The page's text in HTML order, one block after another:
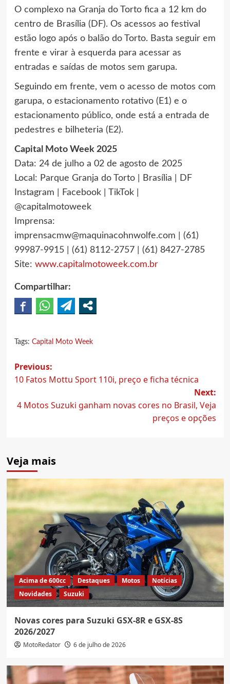
O complexo na Granja do Torto fica a 12 km do
centro de Brasília (DF). Os acessos ao festival
estão logo após o balão do Torto. Basta seguir em
frente e virar à esquerda para acessar as
entradas e saídas de motos sem garupa.
Seguindo em frente, vem o acesso de motos com
garupa, o estacionamento rotativo (E1) e o
estacionamento público, onde está a entrada de
pedestres e bilheteria (E2).
Capital Moto Week 2025
Data: 24 de julho a 02 de agosto de 2025
Local: Parque Granja do Torto | Brasília | DF
Instagram | Facebook | TikTok |
@capitalmotoweek
Imprensa:
imprensacmw@maquinacohnwolfe.com | (61)
99987-9915 | (61) 8112-2757 | (61) 8427-2785
Site: www.capitalmotoweek.com.br
Compartilhar:
Tags: Capital Moto Week
Post
navigation
Previous:
10 Fatos Mottu Sport 110i, preço e ficha técnica
Next:
4 Motos Suzuki ganham novas cores no Brasil, Veja
preços e opções
Veja mais
Acima de 600cc Destaques Motos
Notícias
Novidades
Suzuki
Novas cores para Suzuki GSX-8R e GSX-8S
2026/2027
MotoRedator 6 de julho de 2026